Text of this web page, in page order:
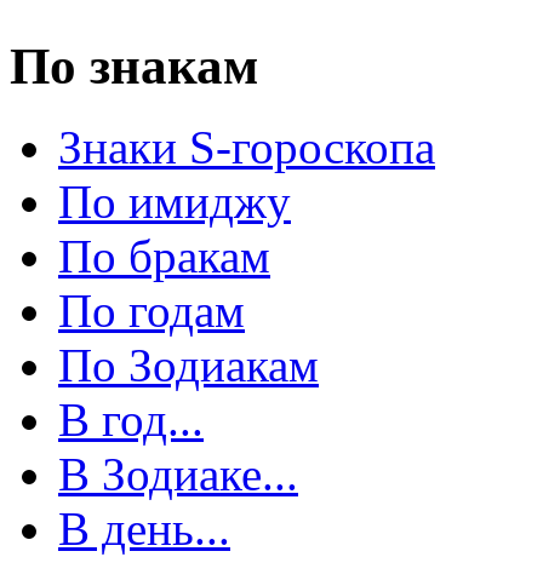
По знакам
Знаки S-гороскопа
По имиджу
По бракам
По годам
По Зодиакам
В год...
В Зодиаке...
В день...